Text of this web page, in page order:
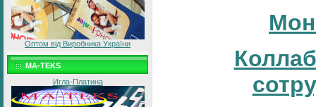
Оптом від Виробника України
MA-TEKS
Игла-Платина